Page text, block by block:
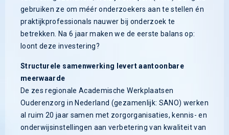
gebruiken ze om méér onderzoekers aan te stellen én
praktijkprofessionals nauwer bij onderzoek te
betrekken. Na 6 jaar maken we de eerste balans op:
loont deze investering?
Structurele samenwerking levert aantoonbare
meerwaarde
De zes regionale Academische Werkplaatsen
Ouderenzorg in Nederland (gezamenlijk: SANO) werken
al ruim 20 jaar samen met zorgorganisaties, kennis- en
onderwijsinstellingen aan verbetering van kwaliteit van